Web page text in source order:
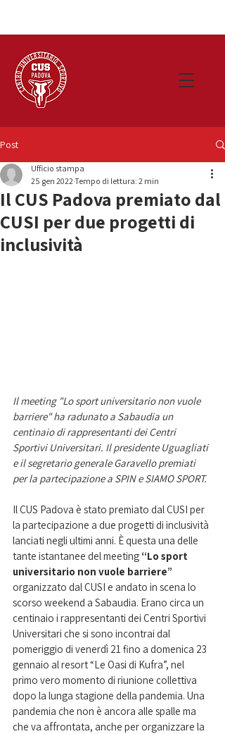
Post
Il CUS Padova premiato dal
CUSI per due progetti di
inclusività
Ufficio stampa
25 gen 2022Tempo di lettura: 2 min
Il meeting "Lo sport universitario non vuole
barriere" ha radunato a Sabaudia un
centinaio di rappresentanti dei Centri
Sportivi Universitari. Il presidente Uguagliati
e il segretario generale Garavello premiati
per la partecipazione a SPIN e SIAMO SPORT.
Il CUS Padova è stato premiato dal CUSI per
la partecipazione a due progetti di inclusività
lanciati negli ultimi anni. È questa una delle
tante istantanee del meeting “Lo sport
universitario non vuole barriere”
organizzato dal CUSI e andato in scena lo
scorso weekend a Sabaudia. Erano circa un
centinaio i rappresentanti dei Centri Sportivi
Universitari che si sono incontrai dal
pomeriggio di venerdì 21 fino a domenica 23
gennaio al resort “Le Oasi di Kufra”, nel
primo vero momento di riunione collettiva
dopo la lunga stagione della pandemia. Una
pandemia che non è ancora alle spalle ma
che va affrontata, anche per organizzare la